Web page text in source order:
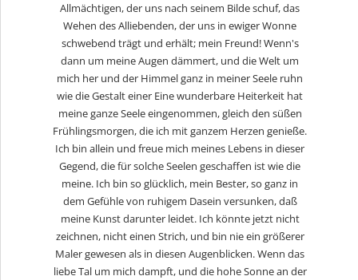
Allmächtigen, der uns nach seinem Bilde schuf, das
Wehen des Alliebenden, der uns in ewiger Wonne
schwebend trägt und erhält; mein Freund! Wenn's
dann um meine Augen dämmert, und die Welt um
mich her und der Himmel ganz in meiner Seele ruhn
wie die Gestalt einer Eine wunderbare Heiterkeit hat
meine ganze Seele eingenommen, gleich den süßen
Frühlingsmorgen, die ich mit ganzem Herzen genieße.
Ich bin allein und freue mich meines Lebens in dieser
Gegend, die für solche Seelen geschaffen ist wie die
meine. Ich bin so glücklich, mein Bester, so ganz in
dem Gefühle von ruhigem Dasein versunken, daß
meine Kunst darunter leidet. Ich könnte jetzt nicht
zeichnen, nicht einen Strich, und bin nie ein größerer
Maler gewesen als in diesen Augenblicken. Wenn das
liebe Tal um mich dampft, und die hohe Sonne an der